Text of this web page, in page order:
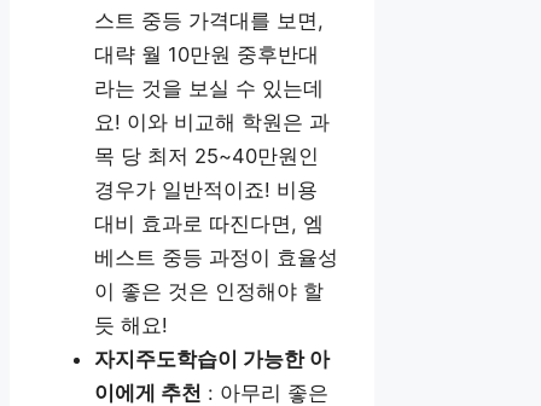
스트 중등 가격대를 보면,
대략 월 10만원 중후반대
라는 것을 보실 수 있는데
요! 이와 비교해 학원은 과
목 당 최저 25~40만원인
경우가 일반적이죠! 비용
대비 효과로 따진다면, 엠
베스트 중등 과정이 효율성
이 좋은 것은 인정해야 할
듯 해요!
자지주도학습이 가능한 아
이에게 추천 : 아무리 좋은